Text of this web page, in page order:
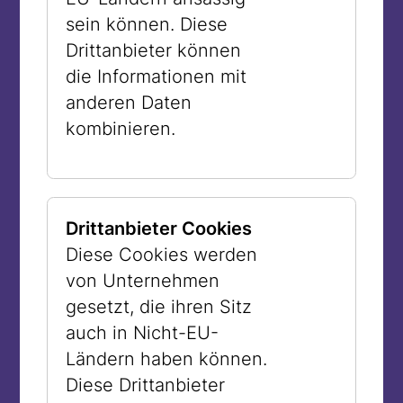
Stimmen, die sich gegen die Perücke
aussprechen, wie beispielsweise der
ehemalige sefardische Oberrabbiner
Israels, Ovadja Josef. Deshalb ist das
Tragen einer Perücke unter den
verbreitet. In den orthodoxen
Gemeinden Europas bevorzugen es
heute die meisten Frauen ihr Haar mit
einer Perücke zu bedecken; sie
empfinden es ihrer Lebenssituation mehr
entsprechend als andere
Kopfbedeckungen.
Viele Frauen sehen ihre Entscheidung,
sein können. Diese
Drittanbieter können
die Informationen mit
anderen Daten
kombinieren.
Drittanbieter Cookies
Diese Cookies werden
von Unternehmen
gesetzt, die ihren Sitz
auch in Nicht-EU-
Ländern haben können.
Diese Drittanbieter